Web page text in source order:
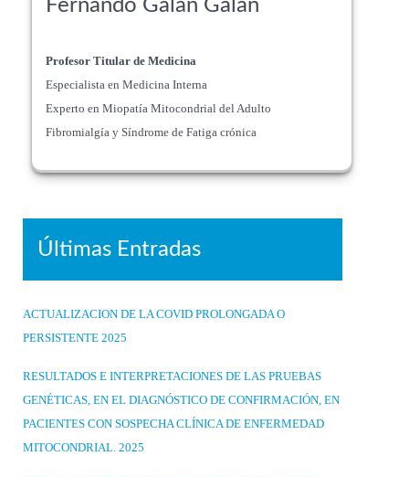
Fernando Galán Galán
Profesor Titular de Medicina
Especialista en Medicina Interna
Experto en Miopatía Mitocondrial del Adulto
Fibromialgía y Síndrome de Fatiga crónica
Últimas Entradas
ACTUALIZACION DE LA COVID PROLONGADA O
PERSISTENTE 2025
RESULTADOS E INTERPRETACIONES DE LAS PRUEBAS
GENÉTICAS, EN EL DIAGNÓSTICO DE CONFIRMACIÓN, EN
PACIENTES CON SOSPECHA CLÍNICA DE ENFERMEDAD
MITOCONDRIAL. 2025